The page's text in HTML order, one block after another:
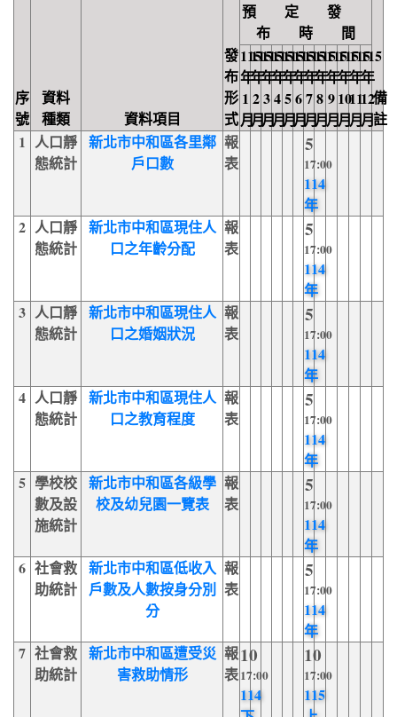
序
號
資料
種類
資料項目
發
布
形
式
預 定 發
布 時 間
備
註
115
年
1
月
115
年
2
月
115
年
3
月
115
年
4
月
115
年
5
月
115
年
6
月
115
年
7
月
115
年
8
月
115
年
9
月
115
年
10
月
115
年
11
月
115
年
12
月
1 人口靜
態統計
新北市中和區各里鄰
戶口數
報
表
5
17:00
114
年
2 人口靜
態統計
新北市中和區現住人
口之年齡分配
報
表
5
17:00
114
年
3 人口靜
態統計
新北市中和區現住人
口之婚姻狀況
報
表
5
17:00
114
年
4 人口靜
態統計
新北市中和區現住人
口之教育程度
報
表
5
17:00
114
年
5 學校校
數及設
施統計
新北市中和區各級學
校及幼兒園一覽表
報
表
5
17:00
114
年
6 社會救
助統計
新北市中和區低收入
戶數及人數按身分別
分
報
表
5
17:00
114
年
7 社會救
助統計
新北市中和區遭受災
害救助情形
報
表
10
17:00
114
10
17:00
115